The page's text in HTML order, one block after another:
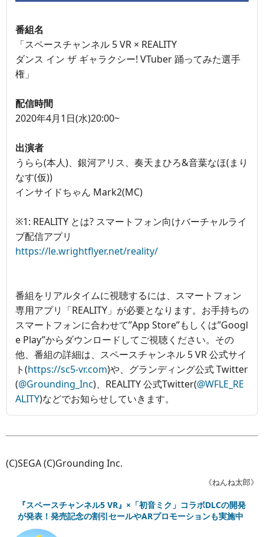
番組名
「スペースチャンネル 5 VR × REALITY
ダンス イン ザ ギャラクシー! VTuber 踊ってみた選手
権」
配信時間
2020年4月1日(水)20:00~
出演者
うらら(本人)、銀河アリス、奏天まひろ&音葉なほ(まり
なす(仮))
インサイドちゃん Mark2(MC)
※1: REALITY とは? スマートフォン向けバーチャルライ
ブ配信アプリ
https://le.wrightflyer.net/reality/
番組をリアルタイムに視聴するには、スマートフォン
専用アプリ「REALITY」が必要となります。お手持ちの
スマートフォンに合わせて”App Store”もしくは”Googl
e Play”からダウンロードしてご視聴ください。その
他、番組の詳細は、スペースチャンネル 5 VR 公式サイ
ト(https://sc5-vr.com)や、グランディング公式 Twitter
(@Grounding_Inc)、REALITY 公式Twitter(@WFLE_RE
ALITY)などでお知らせしていきます。
(C)SEGA (C)Grounding Inc.
《ねんね太郎》
『スペースチャンネル5 VR』×「初音ミク」コラボDLCの開発
が発表！発売記念の割引セールやARプロモーションも実施中